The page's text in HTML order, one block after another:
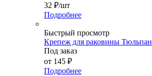
32 ₽/шт
Подробнее
Быстрый просмотр
Крепеж для раковины Тюльпан
Под заказ
от 145 ₽
Подробнее